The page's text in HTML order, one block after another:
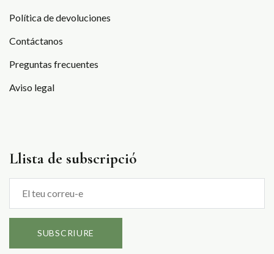
Política de devoluciones
Contáctanos
Preguntas frecuentes
Aviso legal
Llista de subscripció